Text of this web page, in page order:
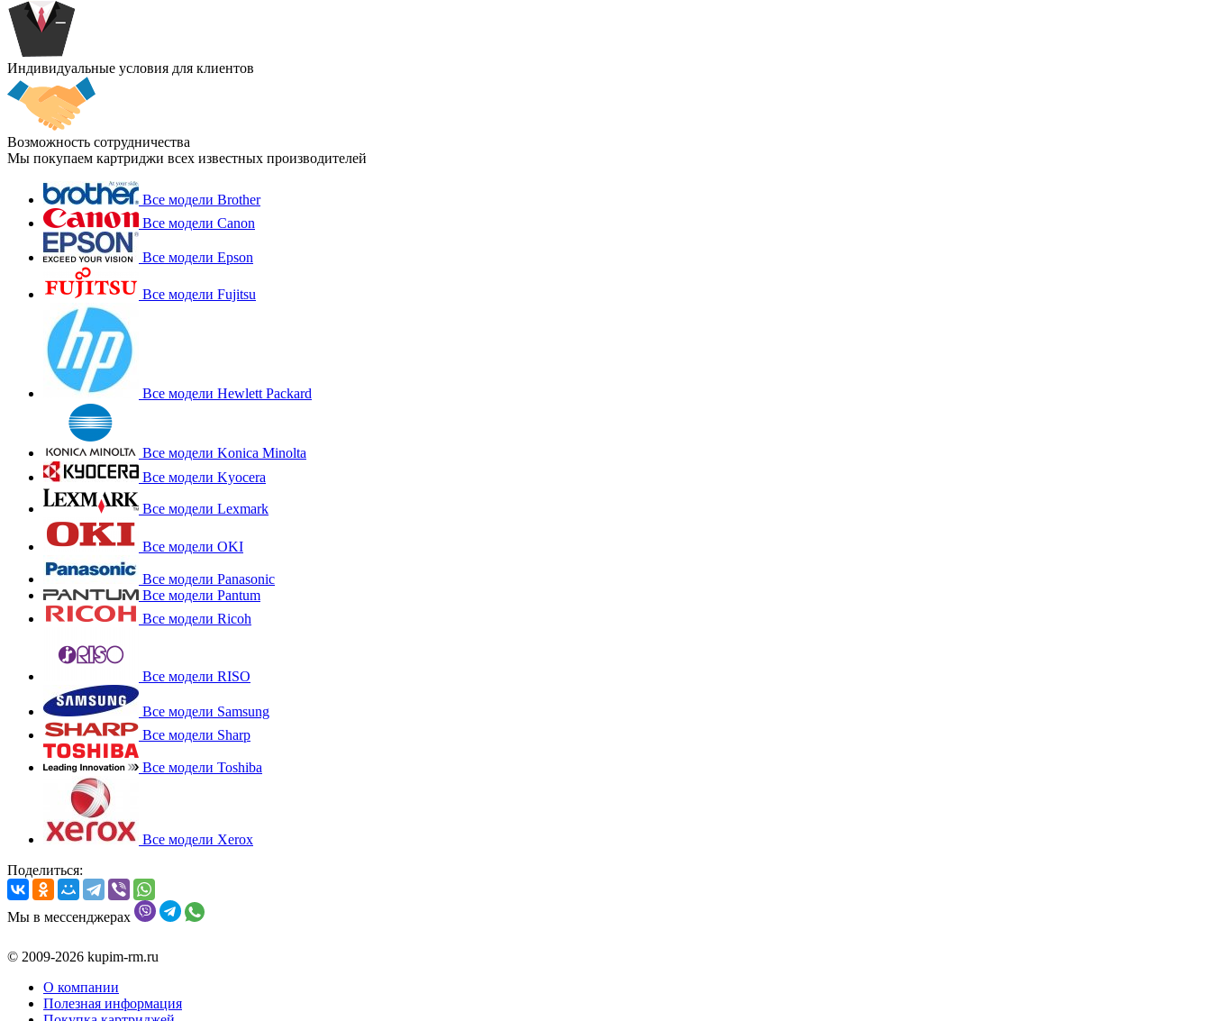
Индивидуальные условия для клиентов
Возможность сотрудничества
Мы покупаем картриджи всех известных производителей
Все модели Brother
Все модели Canon
Все модели Epson
Все модели Fujitsu
Все модели Hewlett Packard
Все модели Konica Minolta
Все модели Kyocera
Все модели Lexmark
Все модели OKI
Все модели Panasonic
Все модели Pantum
Все модели Ricoh
Все модели RISO
Все модели Samsung
Все модели Sharp
Все модели Toshiba
Все модели Xerox
Поделиться:
Мы в мессенджерах
© 2009-2026 kupim-rm.ru
О компании
Полезная информация